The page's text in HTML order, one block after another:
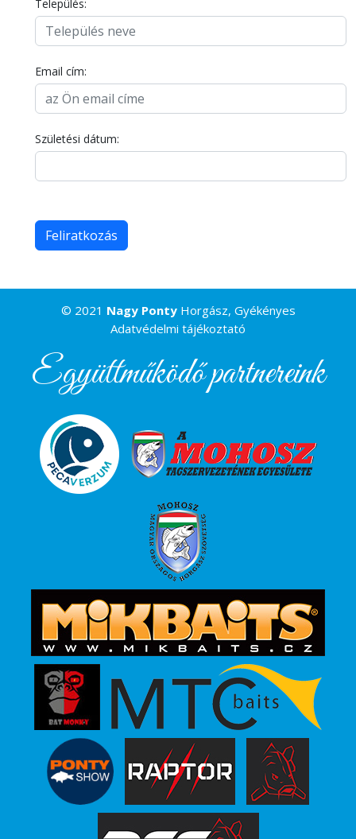
Település:
Email cím:
Születési dátum:
© 2021 Nagy PontyHorgász, Gyékényes
Adatvédelmi tájékoztató
Együttműködő partnereink